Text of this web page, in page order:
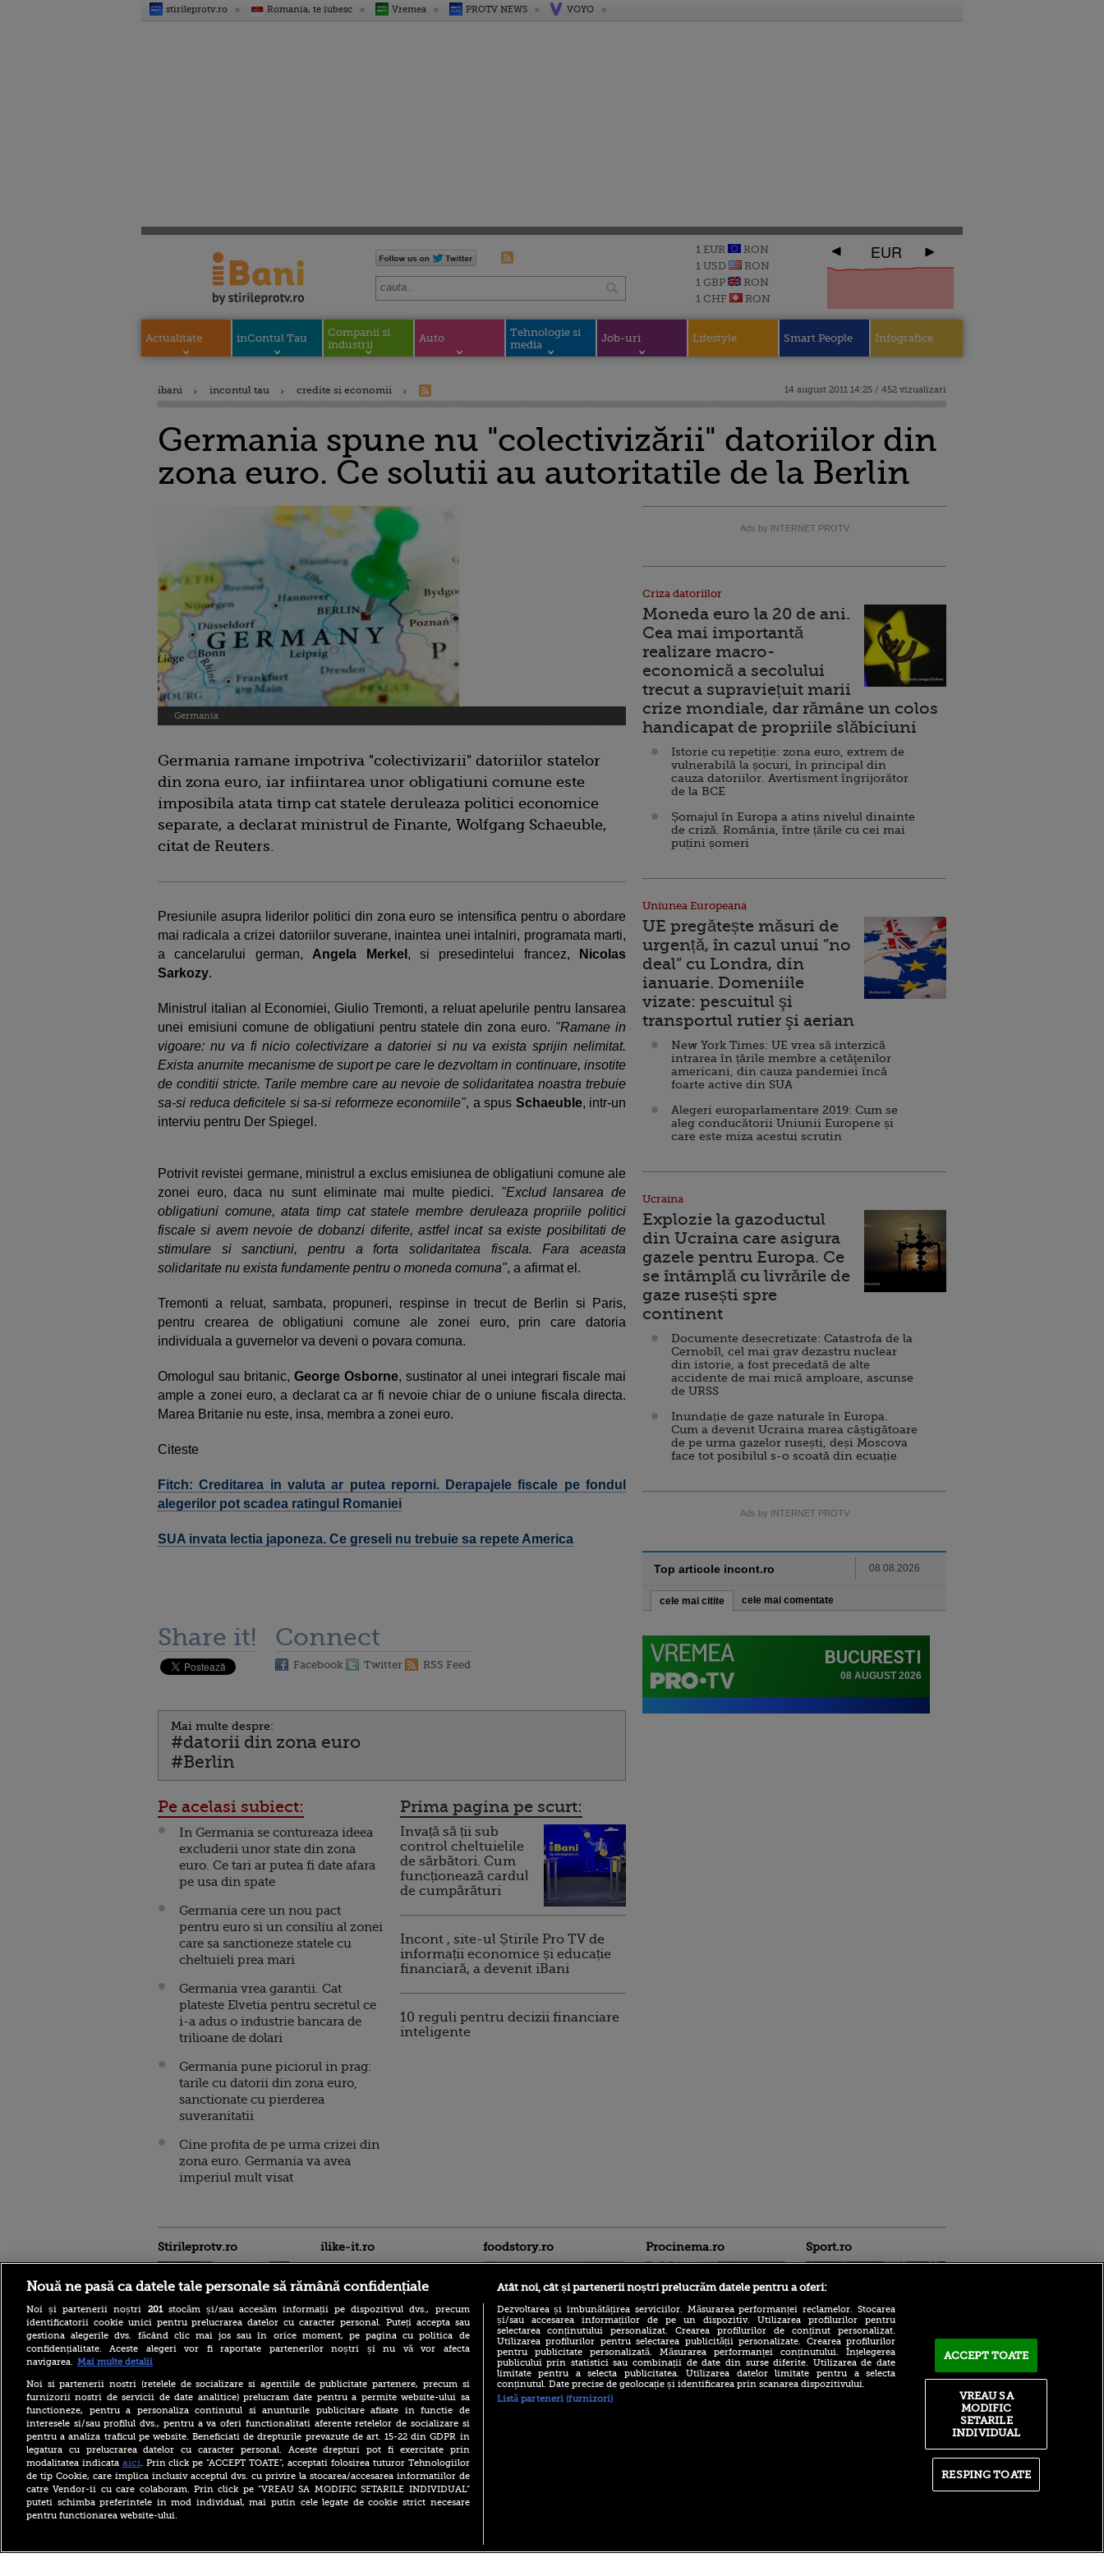
stirileprotv.ro Romania, te iubesc Vremea PROTV NEWS VOYO
1 EUR
RON
1 USD
RON
1 GBP
RON
1 CHF
RON
EUR
Actualitate inContul Tau
Companii si
industrii
Auto
Tehnologie si
media
Job-uri Lifestyle Smart People Infografice
ibani incontul tau credite si economii 14 august 2011 14:25 / 452 vizualizari
Germania spune nu "colectivizării" datoriilor din
zona euro. Ce solutii au autoritatile de la Berlin
Germania
Germania ramane impotriva "colectivizarii" datoriilor statelor
din zona euro, iar infiintarea unor obligatiuni comune este
imposibila atata timp cat statele deruleaza politici economice
separate, a declarat ministrul de Finante, Wolfgang Schaeuble,
citat de Reuters.
Presiunile asupra liderilor politici din zona euro se intensifica pentru o abordare
mai radicala a crizei datoriilor suverane, inaintea unei intalniri, programata marti,
a cancelarului german, Angela Merkel , si presedintelui francez,
Nicolas
Sarkozy.
Ministrul italian al Economiei, Giulio Tremonti, a reluat apelurile pentru lansarea
unei emisiuni comune de obligatiuni pentru statele din zona euro. "Ramane in
vigoare: nu va fi nicio colectivizare a datoriei si nu va exista sprijin nelimitat.
Exista anumite mecanisme de suport pe care le dezvoltam in continuare, insotite
de conditii stricte. Tarile membre care au nevoie de solidaritatea noastra trebuie
sa-si reduca deficitele si sa-si reformeze economiile", a spus Schaeuble, intr-un
interviu pentru Der Spiegel.
Potrivit revistei germane, ministrul a exclus emisiunea de obligatiuni comune ale
zonei euro, daca nu sunt eliminate mai multe piedici. "Exclud lansarea de
obligatiuni comune, atata timp cat statele membre deruleaza propriile politici
fiscale si avem nevoie de dobanzi diferite, astfel incat sa existe posibilitati de
stimulare si sanctiuni, pentru a forta solidaritatea fiscala. Fara aceasta
solidaritate nu exista fundamente pentru o moneda comuna", a afirmat el.
Tremonti a reluat, sambata, propuneri, respinse in trecut de Berlin si Paris,
pentru crearea de obligatiuni comune ale zonei euro, prin care datoria
individuala a guvernelor va deveni o povara comuna.
Omologul sau britanic, George Osborne, sustinator al unei integrari fiscale mai
ample a zonei euro, a declarat ca ar fi nevoie chiar de o uniune fiscala directa.
Marea Britanie nu este, insa, membra a zonei euro.
Citeste
Fitch: Creditarea in valuta ar putea reporni. Derapajele fiscale pe fondul
alegerilor pot scadea ratingul Romaniei
SUA invata lectia japoneza. Ce greseli nu trebuie sa repete America
Share it! Connect
Facebook Twitter RSS Feed
Mai multe despre:
#datorii din zona euro
#Berlin
Pe acelasi subiect:
In Germania se contureaza ideea
excluderii unor state din zona
euro. Ce tari ar putea fi date afara
pe usa din spate
Germania cere un nou pact
pentru euro si un consiliu al zonei
care sa sanctioneze statele cu
cheltuieli prea mari
Germania vrea garantii. Cat
plateste Elvetia pentru secretul ce
i-a adus o industrie bancara de
trilioane de dolari
Germania pune piciorul in prag:
tarile cu datorii din zona euro,
sanctionate cu pierderea
suveranitatii
Cine profita de pe urma crizei din
zona euro. Germania va avea
imperiul mult visat
Prima pagina pe scurt:
Invață să ții sub
control cheltuielile
de sărbători. Cum
funcționează cardul
de cumpărături
Incont , site-ul Știrile Pro TV de
informații economice și educație
financiară, a devenit iBani
10 reguli pentru decizii financiare
inteligente
Ads by INTERNET PROTV
Criza datoriilor
Moneda euro la 20 de ani.
Cea mai importantă
realizare macro-
economică a secolului
trecut a supraviețuit marii
crize mondiale, dar rămâne un colos
handicapat de propriile slăbiciuni
Istorie cu repetiție: zona euro, extrem de
vulnerabilă la șocuri, în principal din
cauza datoriilor. Avertisment îngrijorător
de la BCE
Șomajul în Europa a atins nivelul dinainte
de criză. România, între țările cu cei mai
puțini șomeri
Uniunea Europeana
UE pregătește măsuri de
urgență, în cazul unui ”no
deal” cu Londra, din
ianuarie. Domeniile
vizate: pescuitul şi
transportul rutier şi aerian
New York Times: UE vrea să interzică
intrarea în țările membre a cetăţenilor
americani, din cauza pandemiei încă
foarte active din SUA
Alegeri europarlamentare 2019: Cum se
aleg conducătorii Uniunii Europene și
care este miza acestui scrutin
Ucraina
Explozie la gazoductul
din Ucraina care asigura
gazele pentru Europa. Ce
se întâmplă cu livrările de
gaze rusești spre
continent
Documente desecretizate: Catastrofa de la
Cernobîl, cel mai grav dezastru nuclear
din istorie, a fost precedată de alte
accidente de mai mică amploare, ascunse
de URSS
Inundație de gaze naturale în Europa.
Cum a devenit Ucraina marea câștigătoare
de pe urma gazelor rusești, deși Moscova
face tot posibilul s-o scoată din ecuație
Ads by INTERNET PROTV
Top articole incont.ro 08.08.2026
cele mai citite cele mai comentate
Stirileprotv.ro
„recomandat investiţiilor”,
cu perspectiva negativă.
Mesajul lui N. Dan
Descoperire senzațională
lângă Piramida Roșie: Un
sistem hidraulic de 4.500
ani ar conține secretul
construirii piramidelor
Reacția Rusiei după ce o
dronă explozivă a paralizat
aeroportul din Leipzig: „O
ilike-it.ro foodstory.ro
(P) Descoperă Lumea
Evenimentelor din România
cu Transilvania Events!
Procinema.ro
Nikolaj Coster-Waldau din
Urzeala Tronurilor și
Sport.ro
Adrian Mihalcea a
confirmat noul transfer la
UTA după remiza cu Rapid!
Anunțul făcut despre starea
Nouă ne pasă ca datele tale personale să rămână confidențiale
Noi și partenerii noștri 201stocăm și/sau accesăm informații pe dispozitivul dvs., precum
identificatorii cookie unici pentru prelucrarea datelor cu caracter personal. Puteți accepta sau
gestiona alegerile dvs. făcând clic mai jos sau în orice moment, pe pagina cu politica de
confidențialitate. Aceste alegeri vor fi raportate partenerilor noștri și nu vă vor afecta
navigarea. Mai multe detalii
Noi si partenerii nostri (retelele de socializare si agentiile de publicitate partenere, precum si
furnizorii nostri de servicii de date analitice) prelucram date pentru a permite website-ului sa
functioneze, pentru a personaliza continutul si anunturile publicitare afisate in functie de
interesele si/sau profilul dvs., pentru a va oferi functionalitati aferente retelelor de socializare si
pentru a analiza traficul pe website. Beneficiati de drepturile prevazute de art. 15-22 din GDPR in
legatura cu prelucrarea datelor cu caracter personal. Aceste drepturi pot fi exercitate prin
modalitatea indicata aici. Prin click pe “ACCEPT TOATE”, acceptati folosirea tuturor Tehnologiilor
de tip Cookie, care implica inclusiv acceptul dvs. cu privire la stocarea/accesarea informatiilor de
catre Vendor-ii cu care colaboram. Prin click pe “VREAU SA MODIFIC SETARILE INDIVIDUAL”
puteti schimba preferintele in mod individual, mai putin cele legate de cookie strict necesare
pentru functionarea website-ului.
Atât noi, cât și partenerii noștri prelucrăm datele pentru a oferi:
Dezvoltarea și îmbunătățirea serviciilor. Măsurarea performanței reclamelor. Stocarea
și/sau accesarea informațiilor de pe un dispozitiv. Utilizarea profilurilor pentru
selectarea conținutului personalizat. Crearea profilurilor de conținut personalizat.
Utilizarea profilurilor pentru selectarea publicității personalizate. Crearea profilurilor
pentru publicitate personalizată. Măsurarea performanței conținutului. Înțelegerea
publicului prin statistici sau combinații de date din surse diferite. Utilizarea de date
limitate pentru a selecta publicitatea. Utilizarea datelor limitate pentru a selecta
conținutul. Date precise de geolocație și identificarea prin scanarea dispozitivului.
Listă parteneri (furnizori)
ACCEPT TOATE
RESPING TOATE
VREAU SA
MODIFIC
SETARILE
INDIVIDUAL